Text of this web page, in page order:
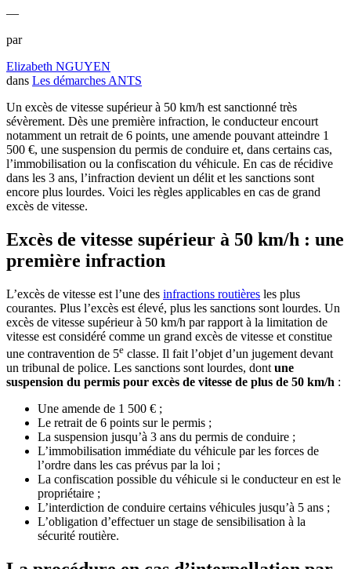
—
par
Elizabeth NGUYEN
dans Les démarches ANTS
Un excès de vitesse supérieur à 50 km/h est sanctionné très
sévèrement. Dès une première infraction, le conducteur encourt
notamment un retrait de 6 points, une amende pouvant atteindre 1
500 €, une suspension du permis de conduire et, dans certains cas,
l’immobilisation ou la confiscation du véhicule. En cas de récidive
dans les 3 ans, l’infraction devient un délit et les sanctions sont
encore plus lourdes. Voici les règles applicables en cas de grand
excès de vitesse.
Excès de vitesse supérieur à 50 km/h : une
première infraction
L’excès de vitesse est l’une des infractions routières les plus
courantes. Plus l’excès est élevé, plus les sanctions sont lourdes. Un
excès de vitesse supérieur à 50 km/h par rapport à la limitation de
vitesse est considéré comme un grand excès de vitesse et constitue
une contravention de 5e classe. Il fait l’objet d’un jugement devant
un tribunal de police. Les sanctions sont lourdes, dont une
suspension du permis pour excès de vitesse de plus de 50 km/h :
Une amende de 1 500 € ;
Le retrait de 6 points sur le permis ;
La suspension jusqu’à 3 ans du permis de conduire ;
L’immobilisation immédiate du véhicule par les forces de
l’ordre dans les cas prévus par la loi ;
La confiscation possible du véhicule si le conducteur en est le
propriétaire ;
L’interdiction de conduire certains véhicules jusqu’à 5 ans ;
L’obligation d’effectuer un stage de sensibilisation à la
sécurité routière.